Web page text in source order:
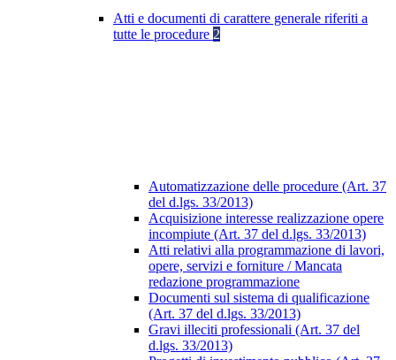
Atti e documenti di carattere generale riferiti a
tutte le procedure 2
Automatizzazione delle procedure (Art. 37
del d.lgs. 33/2013)
Acquisizione interesse realizzazione opere
incompiute (Art. 37 del d.lgs. 33/2013)
Atti relativi alla programmazione di lavori,
opere, servizi e forniture / Mancata
redazione programmazione
Documenti sul sistema di qualificazione
(Art. 37 del d.lgs. 33/2013)
Gravi illeciti professionali (Art. 37 del
d.lgs. 33/2013)